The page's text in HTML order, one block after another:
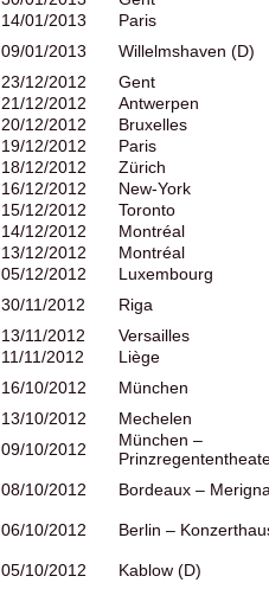
14/01/2013
Paris
09/01/2013
Willelmshaven (D)
23/12/2012
Gent
21/12/2012
Antwerpen
20/12/2012
Bruxelles
19/12/2012
Paris
18/12/2012
Zürich
16/12/2012
New-York
15/12/2012
Toronto
14/12/2012
Montréal
13/12/2012
Montréal
05/12/2012
Luxembourg
30/11/2012
Riga
13/11/2012
Versailles
11/11/2012
Liège
16/10/2012
München
13/10/2012
Mechelen
09/10/2012
München –
08/10/2012
Bordeaux –
06/10/2012 Berlin –
05/10/2012
Kablow (D)